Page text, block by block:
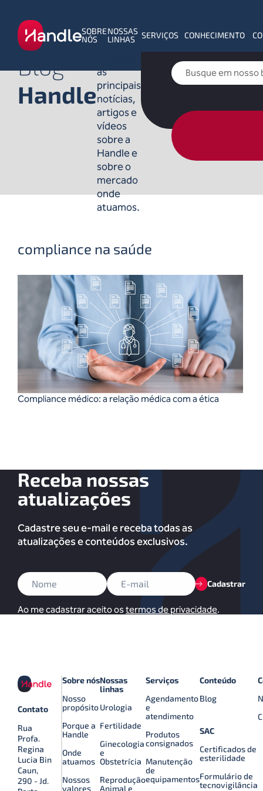
SOBRE
NÓS
NOSSAS
LINHAS
SERVIÇOS CONHECIMENTO
Blog
Handle
as
principais
notícias,
artigos e
vídeos
sobre a
Handle e
sobre o
mercado
onde
atuamos.
compliance na saúde
Compliance médico: a relação médica com a ética
Receba nossas
atualizações
Cadastre seu e-mail e receba todas as
atualizações e conteúdos exclusivos.
Cadastrar
Ao me cadastrar aceito ostermos de privacidade.
Contato
Rua
Profa.
Regina
Lucia Bin
Caun,
290 - Jd.
Sobre nós
Nosso
propósito
Porque a
Handle
Onde
atuamos
Nossos
valores
Nossas
linhas
Urologia
Fertilidade
Ginecologia
e
Obstetrícia
Reprodução
Animal e
Serviços
Agendamento
e
atendimento
Produtos
consignados
Manutenção
de
equipamentos
Conteúdo
Blog
SAC
Certificados de
esterilidade
Formulário de
tecnovigilância